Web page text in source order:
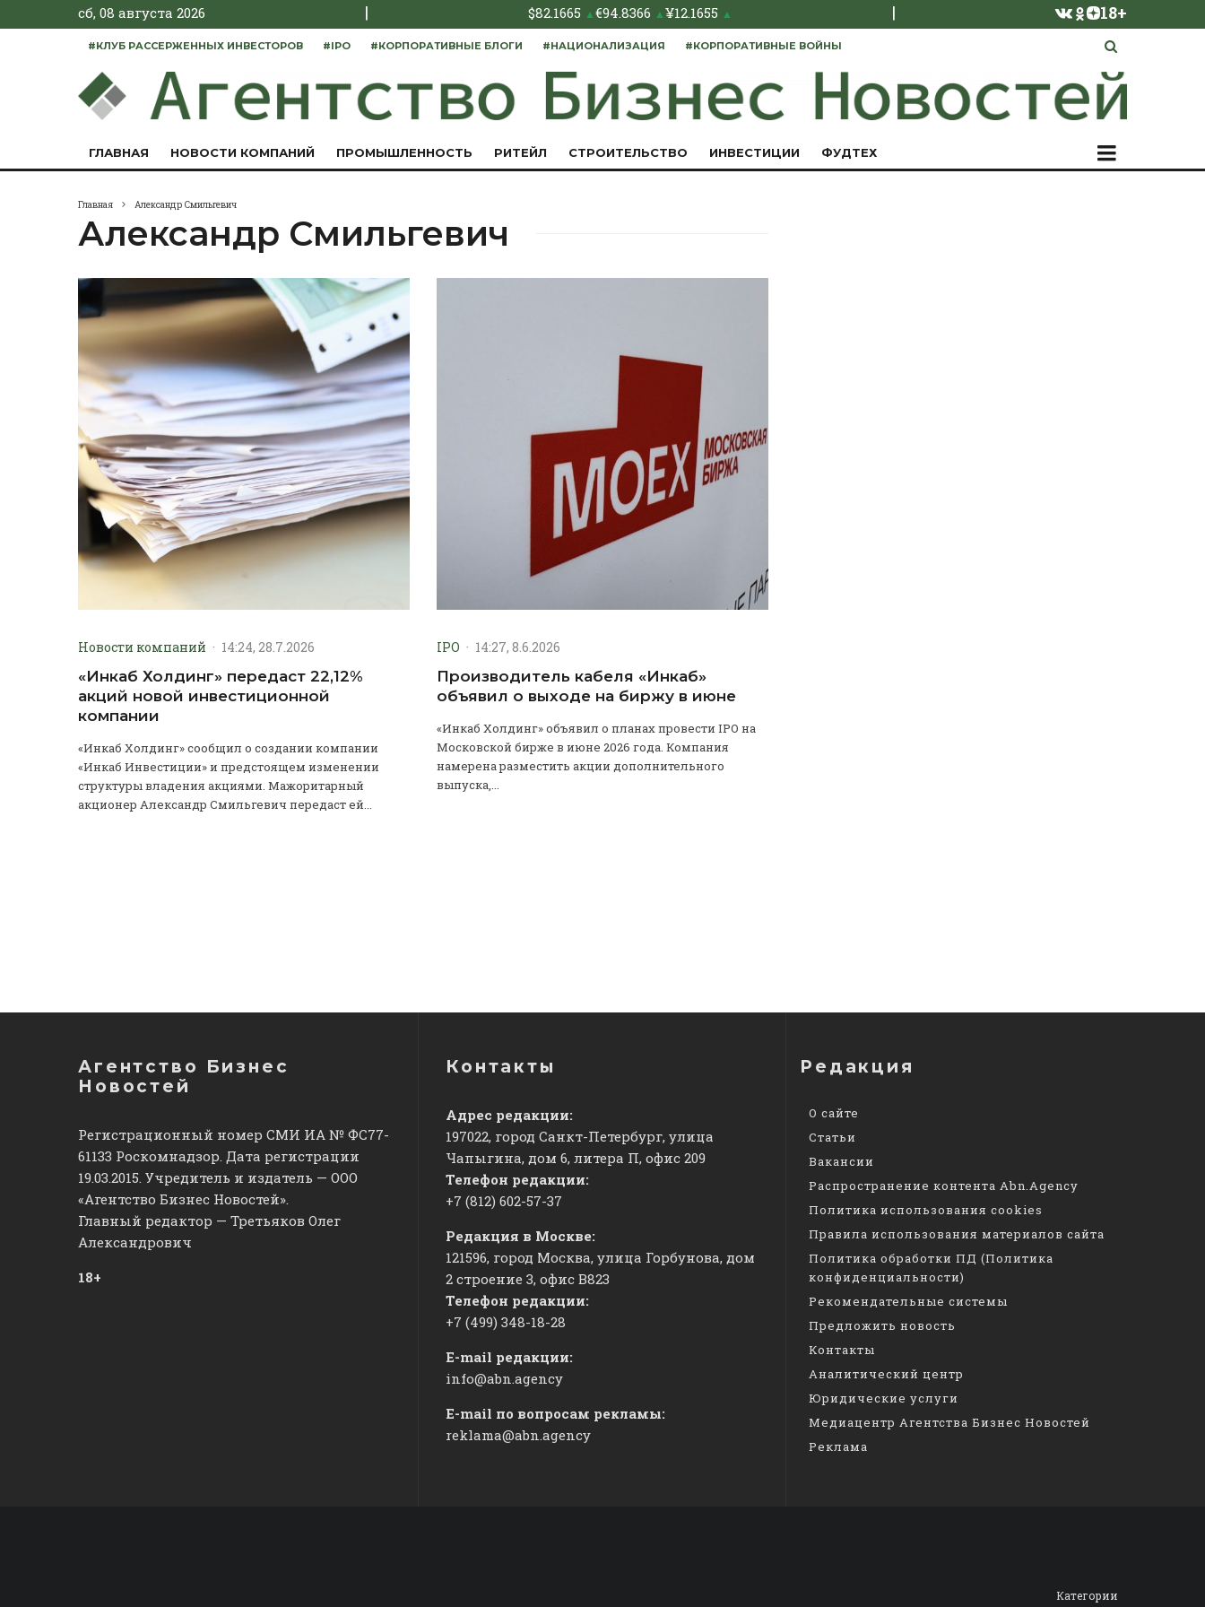
сб, 08 августа 2026 | $82.1665 ▲€94.8366 ▲¥12.1655 ▲ | 18+
#КЛУБ РАССЕРЖЕННЫХ ИНВЕСТОРОВ #IPO #КОРПОРАТИВНЫЕ БЛОГИ #НАЦИОНАЛИЗАЦИЯ #КОРПОРАТИВНЫЕ ВОЙНЫ
ГЛАВНАЯ НОВОСТИ КОМПАНИЙ ПРОМЫШЛЕННОСТЬ РИТЕЙЛ СТРОИТЕЛЬСТВО ИНВЕСТИЦИИ ФУДТЕХ
Главная Александр Смильгевич
Александр Смильгевич
Новости компаний · 14:24, 28.7.2026
«Инкаб Холдинг» передаст 22,12%
акций новой инвестиционной
компании
«Инкаб Холдинг» сообщил о создании компании
«Инкаб Инвестиции» и предстоящем изменении
структуры владения акциями. Мажоритарный
акционер Александр Смильгевич передаст ей...
IPO · 14:27, 8.6.2026
Производитель кабеля «Инкаб»
объявил о выходе на биржу в июне
«Инкаб Холдинг» объявил о планах провести IPO на
Московской бирже в июне 2026 года. Компания
намерена разместить акции дополнительного
выпуска,...
Агентство Бизнес
Новостей
Регистрационный номер СМИ ИА № ФС77-
61133 Роскомнадзор. Дата регистрации
19.03.2015. Учредитель и издатель — ООО
«Агентство Бизнес Новостей».
Главный редактор — Третьяков Олег
Александрович
18+
Контакты
Адрес редакции:
197022, город Санкт-Петербург, улица
Чапыгина, дом 6, литера П, офис 209
Телефон редакции:
+7 (812) 602-57-37
Редакция в Москве:
121596, город Москва, улица Горбунова, дом
2 строение 3, офис ​В823
Телефон редакции:
+7 (499) 348-18-28
E-mail редакции:
info@abn.agency
E-mail по вопросам рекламы:
reklama@abn.agency
Редакция
О сайте
Статьи
Вакансии
Распространение контента Abn.Agency
Политика использования cookies
Правила использования материалов сайта
Политика обработки ПД (Политика
конфиденциальности)
Рекомендательные системы
Предложить новость
Контакты
Аналитический центр
Юридические услуги
Медиацентр Агентства Бизнес Новостей
Реклама
Категории